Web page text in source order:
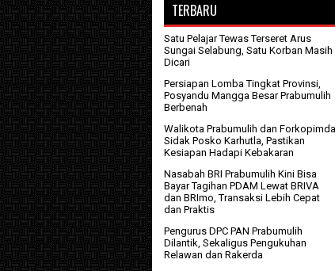
TERBARU
Satu Pelajar Tewas Terseret Arus
Sungai Selabung, Satu Korban Masih
Dicari
Persiapan Lomba Tingkat Provinsi,
Posyandu Mangga Besar Prabumulih
Berbenah
Walikota Prabumulih dan Forkopimda
Sidak Posko Karhutla, Pastikan
Kesiapan Hadapi Kebakaran
Nasabah BRI Prabumulih Kini Bisa
Bayar Tagihan PDAM Lewat BRIVA
dan BRImo, Transaksi Lebih Cepat
dan Praktis
Pengurus DPC PAN Prabumulih
Dilantik, Sekaligus Pengukuhan
Relawan dan Rakerda